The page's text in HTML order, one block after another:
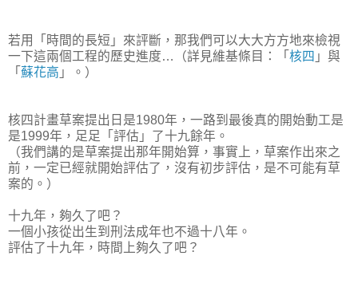
若用「時間的長短」來評斷，那我們可以大大方方地來檢視
一下這兩個工程的歷史進度…（詳見維基條目：「 核四 」與
「 蘇花高 」。）
核四計畫草案提出日是1980年，一路到最後真的開始動工是
是1999年，足足「評估」了十九餘年。
（我們講的是草案提出那年開始算，事實上，草案作出來之
前，一定已經就開始評估了，沒有初步評估，是不可能有草
案的。）
十九年，夠久了吧？
一個小孩從出生到刑法成年也不過十八年。
評估了十九年，時間上夠久了吧？